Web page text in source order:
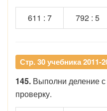
611 : 7 792 : 5
Стр. 30 учебника 2011-
145. Выполни деление с
проверку.